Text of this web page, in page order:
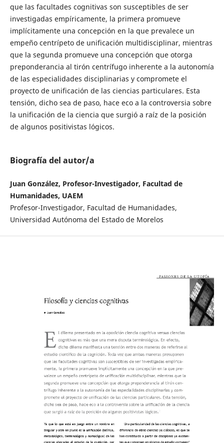
que las facultades cognitivas son susceptibles de ser
investigadas empíricamente, la primera promueve
implícitamente una concepción en la que prevalece un
empeño centrípeto de unificación multidisciplinar, mientras
que la segunda promueve una concepción que otorga
preponderancia al tirón centrífugo inherente a la autonomía
de las especialidades disciplinarias y compromete el
proyecto de unificación de las ciencias particulares. Esta
tensión, dicho sea de paso, hace eco a la controversia sobre
la unificación de la ciencia que surgió a raíz de la posición
de algunos positivistas lógicos.
Biografía del autor/a
Juan González, Profesor-Investigador, Facultad de
Humanidades, UAEM
Profesor-Investigador, Facultad de Humanidades,
Universidad Autónoma del Estado de Morelos